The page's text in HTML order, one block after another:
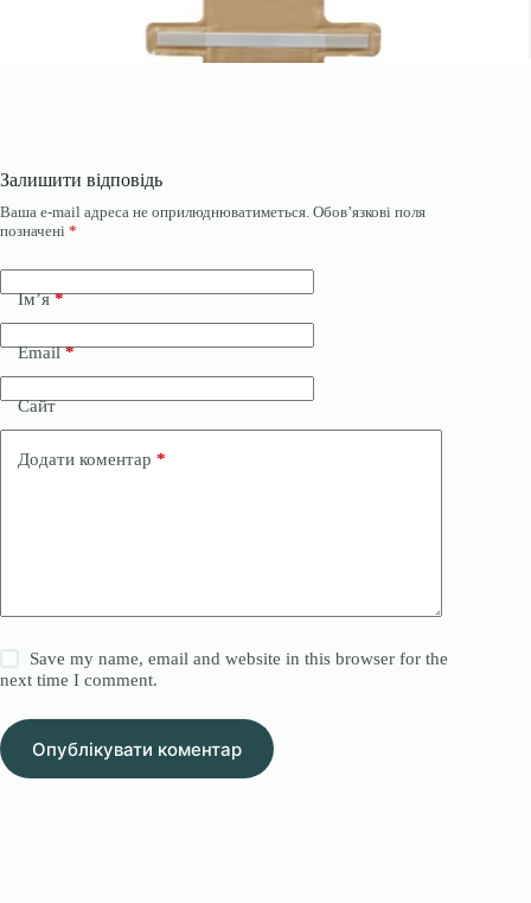
Залишити відповідь
Ваша e-mail адреса не оприлюднюватиметься. Обов’язкові поля
позначені *
Ім’я*
Email*
Сайт
Додати коментар *
Save my name, email and website in this browser for the
next time I comment.
Опублікувати коментар